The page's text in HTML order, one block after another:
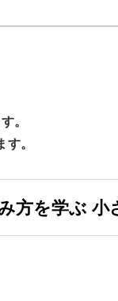
。
。
方を学ぶ 小